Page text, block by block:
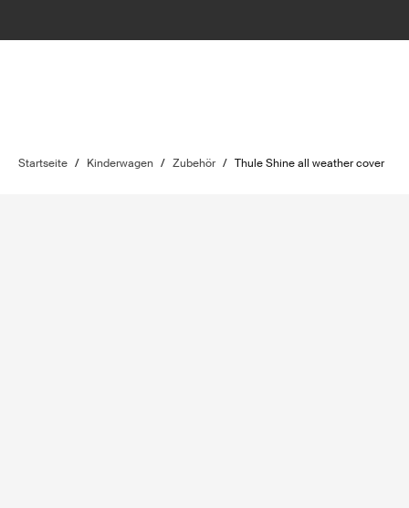
Startseite / Kinderwagen / Zubehör / Thule Shine all weather cover